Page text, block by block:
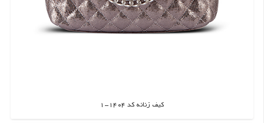
کیف زنانه کد 1404-1
اطلاعات بیشتر